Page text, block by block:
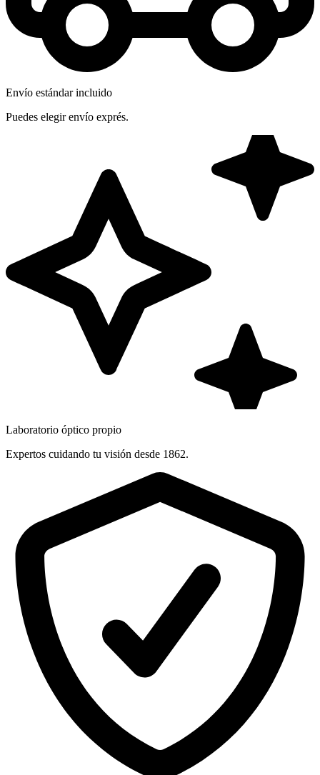
Envío estándar incluido
Puedes elegir envío exprés.
Laboratorio óptico propio
Expertos cuidando tu visión desde 1862.